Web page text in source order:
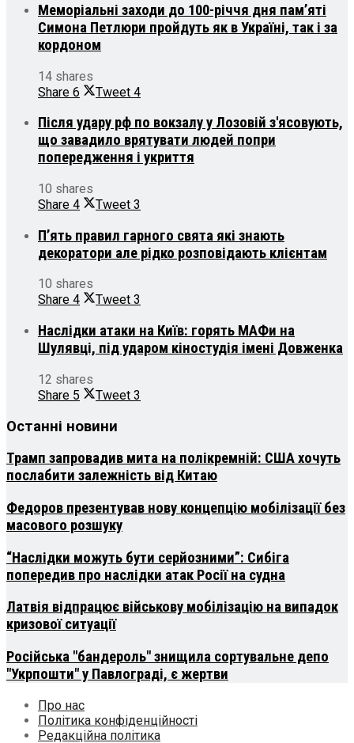
Меморіальні заходи до 100-річчя дня пам’яті
Симона Петлюри пройдуть як в Україні, так і за
кордоном
14 shares
Share 6 Tweet 4
Після удару рф по вокзалу у Лозовій з'ясовують,
що завадило врятувати людей попри
попередження і укриття
10 shares
Share 4 Tweet 3
П’ять правил гарного свята які знають
декоратори але рідко розповідають клієнтам
10 shares
Share 4 Tweet 3
Наслідки атаки на Київ: горять МАФи на
Шулявці, під ударом кіностудія імені Довженка
12 shares
Share 5 Tweet 3
Останні новини
Трамп запровадив мита на полікремній: США хочуть
послабити залежність від Китаю
Федоров презентував нову концепцію мобілізації без
масового розшуку
“Наслідки можуть бути серйозними”: Сибіга
попередив про наслідки атак Росії на судна
Латвія відпрацює військову мобілізацію на випадок
кризової ситуації
Російська "бандероль" знищила сортувальне депо
"Укрпошти" у Павлограді, є жертви
Про нас
Політика конфіденційності
Редакційна політика